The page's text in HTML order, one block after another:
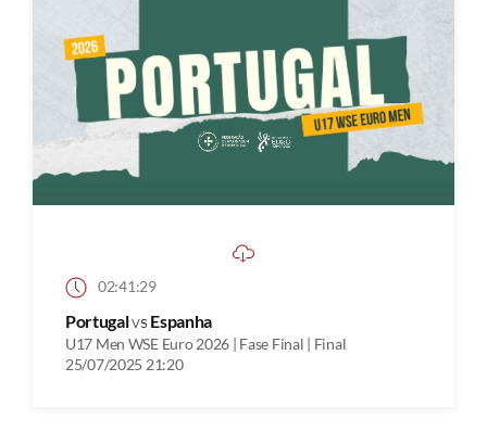
02:41:29
Portugalvs Espanha
U17 Men WSE Euro 2026 | Fase Final | Final
25/07/2025 21:20